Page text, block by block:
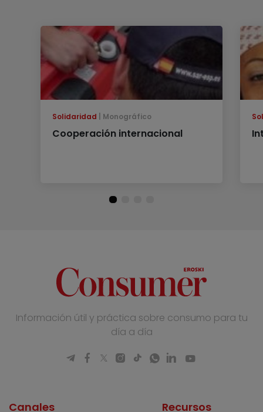
Solidaridad Monográfico
Cooperación internacional
Información útil y práctica sobre consumo para tu
día a día
Canales Recursos